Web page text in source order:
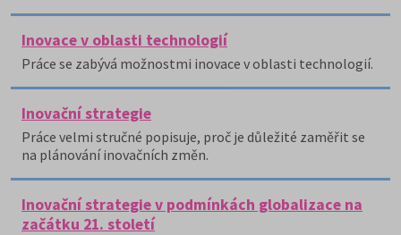
Inovace v oblasti technologií
Práce se zabývá možnostmi inovace v oblasti technologií.
Inovační strategie
Práce velmi stručné popisuje, proč je důležité zaměřit se
na plánování inovačních změn.
Inovační strategie v podmínkách globalizace na
začátku 21. století